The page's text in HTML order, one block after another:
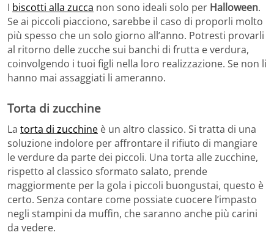
I biscotti alla zucca non sono ideali solo per Halloween.
Se ai piccoli piacciono, sarebbe il caso di proporli molto
più spesso che un solo giorno all’anno. Potresti provarli
al ritorno delle zucche sui banchi di frutta e verdura,
coinvolgendo i tuoi figli nella loro realizzazione. Se non li
hanno mai assaggiati li ameranno.
Torta di zucchine
La torta di zucchine è un altro classico. Si tratta di una
soluzione indolore per affrontare il rifiuto di mangiare
le verdure da parte dei piccoli. Una torta alle zucchine,
rispetto al classico sformato salato, prende
maggiormente per la gola i piccoli buongustai, questo è
certo. Senza contare come possiate cuocere l’impasto
negli stampini da muffin, che saranno anche più carini
da vedere.